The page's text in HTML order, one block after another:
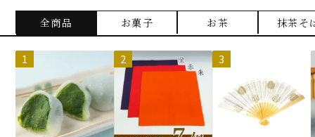
全商品 お菓子 お茶 抹茶そ